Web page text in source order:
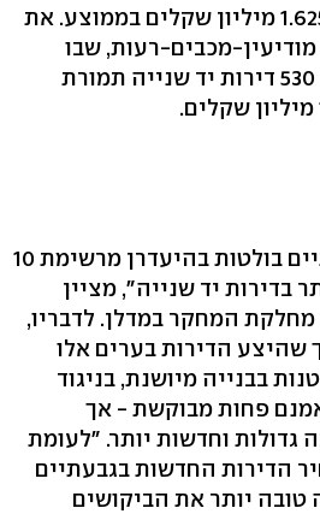
260 עסקאות תמורת 1.625 מיליון שקלים בממוצע. את
מכבים-רעות, שבו
נרכשו במהלך אשתקד 530 דירות יד שנייה תמורת
"הערים רמת גן וגבעתיים בולטות בהיעדרן מרשימת 10
בדירות יד שנייה", מציין
מחלקת המחקר במדלן. לדבריו,
שהיצע הדירות בערים אלו
בבנייה מיושנת, בניגוד
פחות מבוקשת - אך
גדולות וחדשות יותר. "לעומת
הדירות החדשות בגבעתיים
טובה יותר את הביקושים